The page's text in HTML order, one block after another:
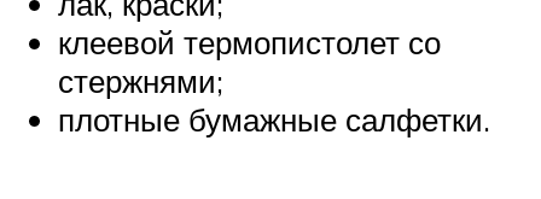
клеевой термопистолет со
стержнями;
плотные бумажные салфетки.